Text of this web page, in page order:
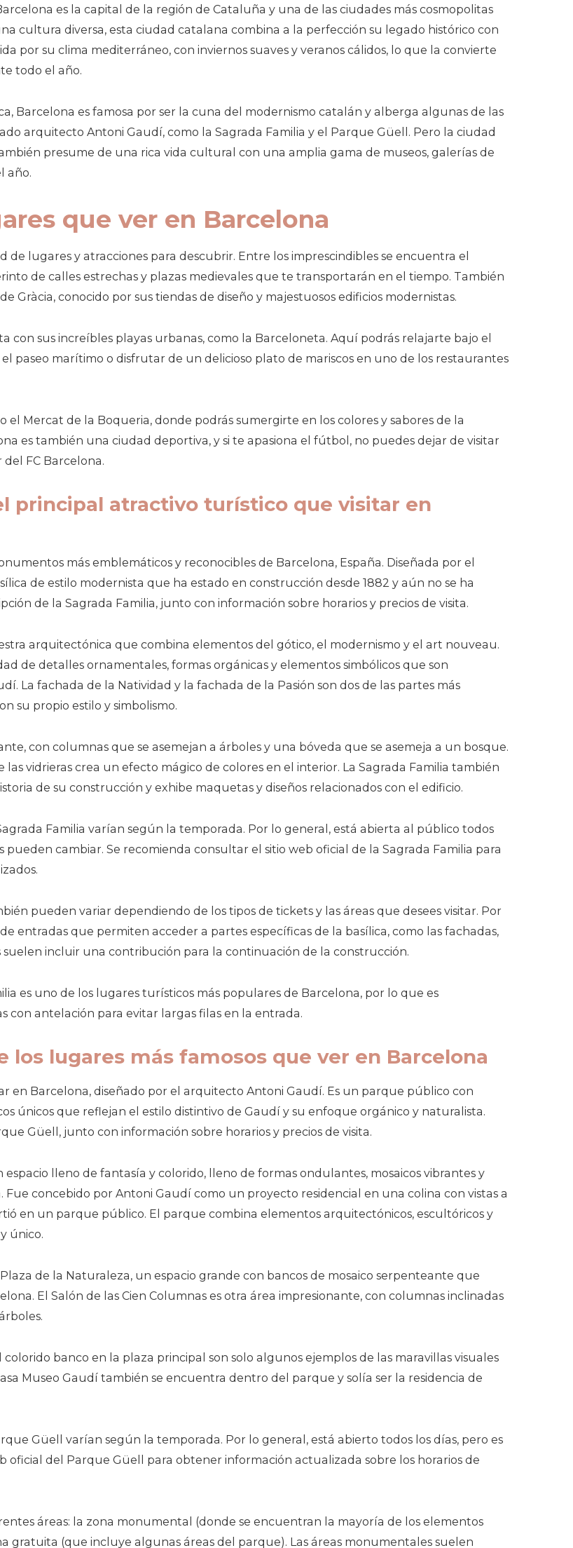
es la capital de la región de Cataluña y una de las ciudades más cosmopolitas
cultura diversa, esta ciudad catalana combina a la perfección su legado histórico con
por su clima mediterráneo, con inviernos suaves y veranos cálidos, lo que la convierte
todo el año.
Barcelona es famosa por ser la cuna del modernismo catalán y alberga algunas de las
arquitecto Antoni Gaudí, como la Sagrada Familia y el Parque Güell. Pero la ciudad
presume de una rica vida cultural con una amplia gama de museos, galerías de
año.
que ver en Barcelona
lugares y atracciones para descubrir. Entre los imprescindibles se encuentra el
de calles estrechas y plazas medievales que te transportarán en el tiempo. También
Gràcia, conocido por sus tiendas de diseño y majestuosos edificios modernistas.
con sus increíbles playas urbanas, como la Barceloneta. Aquí podrás relajarte bajo el
paseo marítimo o disfrutar de un delicioso plato de mariscos en uno de los restaurantes
el Mercat de la Boqueria, donde podrás sumergirte en los colores y sabores de la
es también una ciudad deportiva, y si te apasiona el fútbol, no puedes dejar de visitar
FC Barcelona.
principal atractivo turístico que visitar en
más emblemáticos y reconocibles de Barcelona, España. Diseñada por el
de estilo modernista que ha estado en construcción desde 1882 y aún no se ha
de la Sagrada Familia, junto con información sobre horarios y precios de visita.
arquitectónica que combina elementos del gótico, el modernismo y el art nouveau.
de detalles ornamentales, formas orgánicas y elementos simbólicos que son
La fachada de la Natividad y la fachada de la Pasión son dos de las partes más
su propio estilo y simbolismo.
con columnas que se asemejan a árboles y una bóveda que se asemeja a un bosque.
vidrieras crea un efecto mágico de colores en el interior. La Sagrada Familia también
de su construcción y exhibe maquetas y diseños relacionados con el edificio.
Familia varían según la temporada. Por lo general, está abierta al público todos
pueden cambiar. Se recomienda consultar el sitio web oficial de la Sagrada Familia para
pueden variar dependiendo de los tipos de tickets y las áreas que desees visitar. Por
entradas que permiten acceder a partes específicas de la basílica, como las fachadas,
suelen incluir una contribución para la continuación de la construcción.
es uno de los lugares turísticos más populares de Barcelona, por lo que es
con antelación para evitar largas filas en la entrada.
los lugares más famosos que ver en Barcelona
en Barcelona, diseñado por el arquitecto Antoni Gaudí. Es un parque público con
únicos que reflejan el estilo distintivo de Gaudí y su enfoque orgánico y naturalista.
Güell, junto con información sobre horarios y precios de visita.
espacio lleno de fantasía y colorido, lleno de formas ondulantes, mosaicos vibrantes y
concebido por Antoni Gaudí como un proyecto residencial en una colina con vistas a
en un parque público. El parque combina elementos arquitectónicos, escultóricos y
único.
Plaza de la Naturaleza, un espacio grande con bancos de mosaico serpenteante que
El Salón de las Cien Columnas es otra área impresionante, con columnas inclinadas
banco en la plaza principal son solo algunos ejemplos de las maravillas visuales
Museo Gaudí también se encuentra dentro del parque y solía ser la residencia de
Güell varían según la temporada. Por lo general, está abierto todos los días, pero es
oficial del Parque Güell para obtener información actualizada sobre los horarios de
áreas: la zona monumental (donde se encuentran la mayoría de los elementos
gratuita (que incluye algunas áreas del parque). Las áreas monumentales suelen